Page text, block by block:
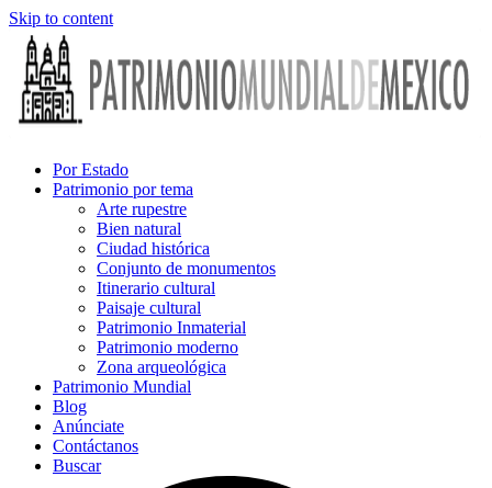
Skip to content
Por Estado
Patrimonio por tema
Arte rupestre
Bien natural
Ciudad histórica
Conjunto de monumentos
Itinerario cultural
Paisaje cultural
Patrimonio Inmaterial
Patrimonio moderno
Zona arqueológica
Patrimonio Mundial
Blog
Anúnciate
Contáctanos
Buscar